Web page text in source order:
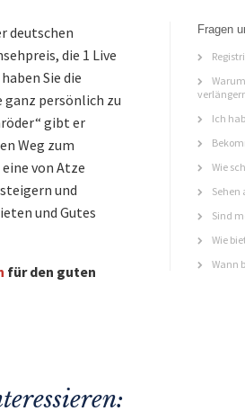
deutschen
die 1 Live
Sie die
persönlich zu
gibt er
Weg zum
von Atze
und
und Gutes
für den guten
Fragen
Ich
Wie
Sehen
Sind
Wie
Wann